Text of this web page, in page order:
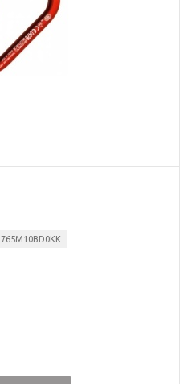
765M10BD0KK